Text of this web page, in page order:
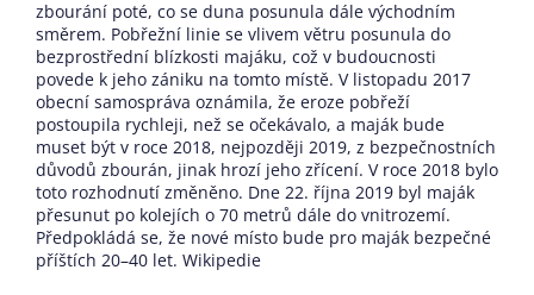
zbourání poté, co se duna posunula dále východním
směrem. Pobřežní linie se vlivem větru posunula do
bezprostřední blízkosti majáku, což v budoucnosti
povede k jeho zániku na tomto místě. V listopadu 2017
obecní samospráva oznámila, že eroze pobřeží
postoupila rychleji, než se očekávalo, a maják bude
muset být v roce 2018, nejpozději 2019, z bezpečnostních
důvodů zbourán, jinak hrozí jeho zřícení. V roce 2018 bylo
toto rozhodnutí změněno. Dne 22. října 2019 byl maják
přesunut po kolejích o 70 metrů dále do vnitrozemí.
Předpokládá se, že nové místo bude pro maják bezpečné
příštích 20–40 let. Wikipedie